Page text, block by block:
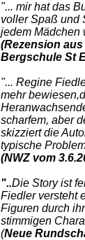
"... mir hat das
voller Spaß und
jedem Mädchen
(Rezension
Bergschule St
"... Regine
mehr
scharfem, aber
skizziert die
typische
(NWZ vom
"..Die Story ist
Fiedler versteht
Figuren durch
stimmigen
(Neue